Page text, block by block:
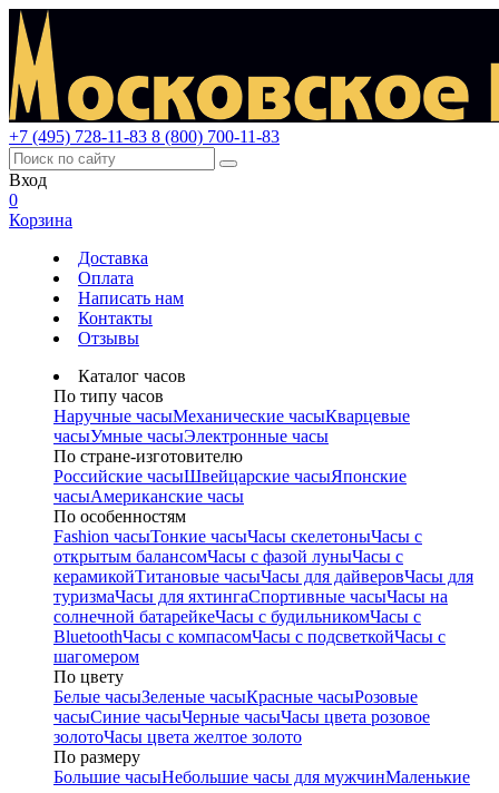
+7 (495) 728-11-83 8 (800) 700-11-83
Вход
0
Корзина
Доставка
Оплата
Написать нам
Контакты
Отзывы
Каталог часов
По типу часов
Наручные часыМеханические часыКварцевые
часыУмные часыЭлектронные часы
По стране-изготовителю
Российские часыШвейцарские часыЯпонские
часыАмериканские часы
По особенностям
Fashion часыТонкие часыЧасы скелетоныЧасы с
открытым балансомЧасы с фазой луныЧасы с
керамикойТитановые часыЧасы для дайверовЧасы для
туризмаЧасы для яхтингаСпортивные часыЧасы на
солнечной батарейкеЧасы с будильникомЧасы с
BluetoothЧасы с компасомЧасы с подсветкойЧасы с
шагомером
По цвету
Белые часыЗеленые часыКрасные часыРозовые
часыСиние часыЧерные часыЧасы цвета розовое
золотоЧасы цвета желтое золото
По размеру
Большие часыНебольшие часы для мужчинМаленькие